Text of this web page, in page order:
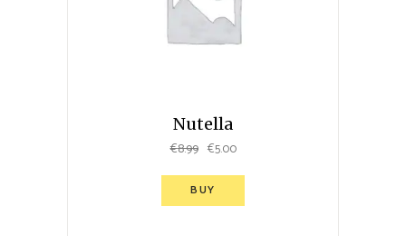
Nutella
€8.99 €5.00
BUY